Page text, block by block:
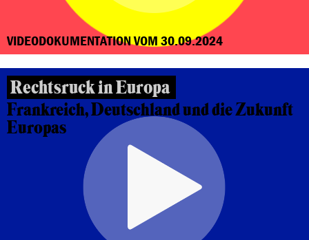
VIDEODOKUMENTATION VOM 30.09.2024
Rechtsruck in Europa
Frankreich, Deutschland und die Zukunft
Europas